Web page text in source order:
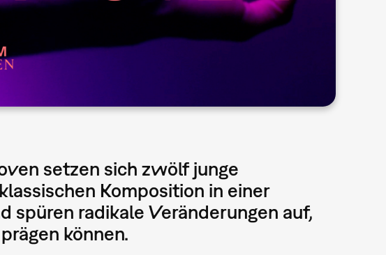
setzen sich zwölf junge
Komposition in einer
spüren radikale Veränderungen auf,
können.